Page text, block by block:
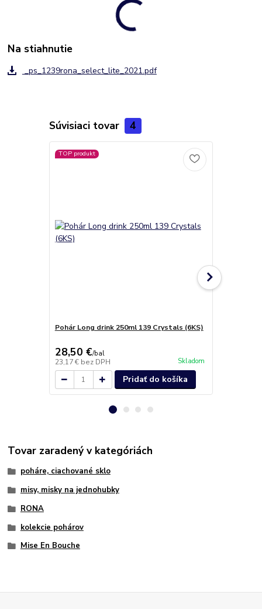
Na stiahnutie
_ps_1239rona_select_lite_2021.pdf
Súvisiaci tovar 4
TOP produkt
Pohár Long drink 250ml 139 Crystals (6KS)
28,50 €/bal
23,17 € bez DPH Skladom
Pridať do košíka
Tovar zaradený v kategóriách
poháre, ciachované sklo
misy, misky na jednohubky
RONA
kolekcie pohárov
Mise En Bouche